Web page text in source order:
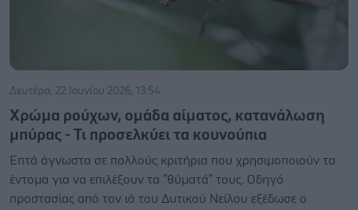
Δευτέρα, 22 Ιουνίου 2026, 13:54
Χρώμα ρούχων, ομάδα αίματος, κατανάλωση
μπύρας - Τι προσελκύει τα κουνούπια
Επτά άγνωστα σε πολλούς κριτήρια που χρησιμοποιούν τα
έντομα για να επιλέξουν τα "θύματά" τους. Οδηγό
προστασίας από τον ιό του Δυτικού Νείλου εξέδωσε ο